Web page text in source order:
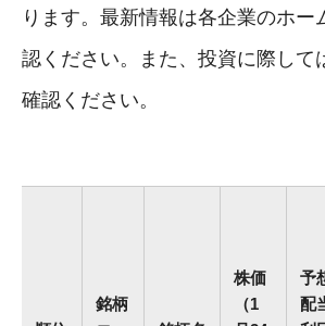
ります。最新情報は各企業のホー
認ください。また、投資に際して
確認ください。
銘柄
株価
（1
予
配